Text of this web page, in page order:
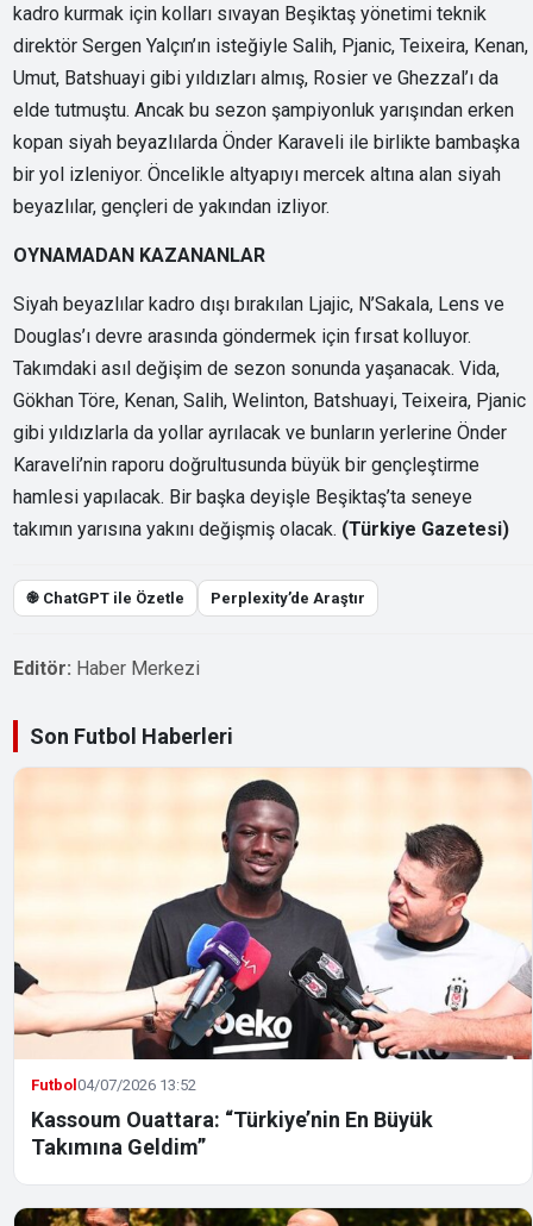
kadro kurmak için kolları sıvayan Beşiktaş yönetimi teknik
direktör Sergen Yalçın’ın isteğiyle Salih, Pjanic, Teixeira, Kenan,
Umut, Batshuayi gibi yıldızları almış, Rosier ve Ghezzal’ı da
elde tutmuştu. Ancak bu sezon şampiyonluk yarışından erken
kopan siyah beyazlılarda Önder Karaveli ile birlikte bambaşka
bir yol izleniyor. Öncelikle altyapıyı mercek altına alan siyah
beyazlılar, gençleri de yakından izliyor.
OYNAMADAN KAZANANLAR
Siyah beyazlılar kadro dışı bırakılan Ljajic, N’Sakala, Lens ve
Douglas’ı devre arasında göndermek için fırsat kolluyor.
Takımdaki asıl değişim de sezon sonunda yaşanacak. Vida,
Gökhan Töre, Kenan, Salih, Welinton, Batshuayi, Teixeira, Pjanic
gibi yıldızlarla da yollar ayrılacak ve bunların yerlerine Önder
Karaveli’nin raporu doğrultusunda büyük bir gençleştirme
hamlesi yapılacak. Bir başka deyişle Beşiktaş’ta seneye
takımın yarısına yakını değişmiş olacak. (Türkiye Gazetesi)
֎ ChatGPT ile Özetle Perplexity’de Araştır
Editör: Haber Merkezi
Son Futbol Haberleri
Futbol04/07/2026 13:52
Kassoum Ouattara: “Türkiye’nin En Büyük
Takımına Geldim”